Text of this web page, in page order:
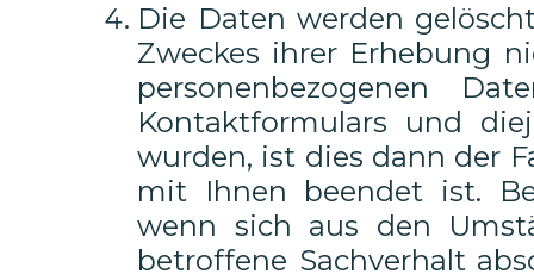
Die Daten werden
Zweckes ihrer Erhebung
personenbezogenen
Kontaktformulars und
wurden, ist dies dann der
mit Ihnen beendet ist.
wenn sich aus den
betroffene Sachverhalt